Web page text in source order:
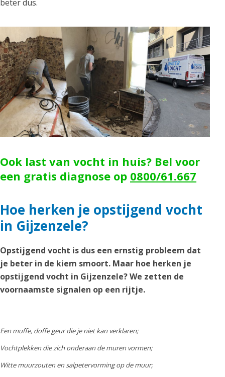
beter dus.
Ook last van vocht in huis? Bel voor
een gratis diagnose op 0800/61.667
Hoe herken je opstijgend vocht
in Gijzenzele?
Opstijgend vocht is dus een ernstig probleem dat
je beter in de kiem smoort. Maar hoe herken je
opstijgend vocht in Gijzenzele? We zetten de
voornaamste signalen op een rijtje.
Een muffe, doffe geur die je niet kan verklaren;
Vochtplekken die zich onderaan de muren vormen;
Witte muurzouten en salpetervorming op de muur;